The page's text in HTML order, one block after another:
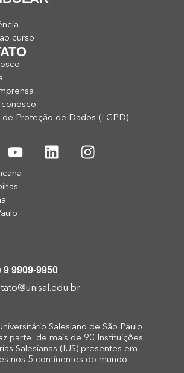
curso
de Proteção de Dados (LGPD)
9 9909-9950
Salesiano de São Paulo
parte de mais de 90 Instituições
Salesianas (IUS) presentes em
nos 5 continentes do mundo.